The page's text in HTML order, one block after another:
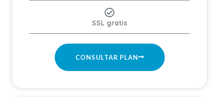
SSL gratis
CONSULTAR PLAN